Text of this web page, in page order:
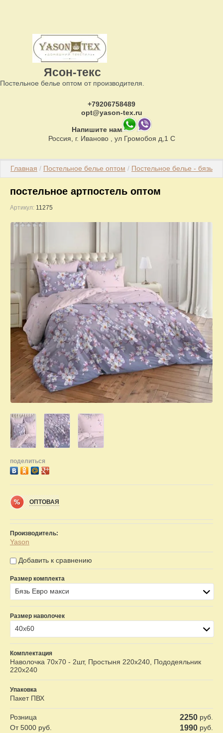
Ясон-текс
Постельное белье оптом от производителя.
+79206758489
opt@yason-tex.ru
Напишите нам
Россия, г. Иваново , ул Громобоя д,1 С
Главная / Постельное белье оптом / Постельное белье - бязь
постельное артпостель оптом
Артикул: 11275
поделиться
ОПТОВАЯ
Производитель:
Yason
Добавить к сравнению
Размер комплекта
Бязь Евро макси
Размер наволочек
40х60
Комплектация
Наволочка 70х70 - 2шт, Простыня 220х240, Пододеяльник
220х240
Упаковка
Пакет ПВХ
Розница 2250 руб.
От 5000 руб.
1990 руб.